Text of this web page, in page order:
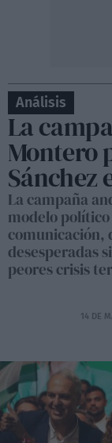
Análisis
La
Montero
Sánchez
La campaña
modelo
comunicación,
desesperadas
peores crisis
14 DE